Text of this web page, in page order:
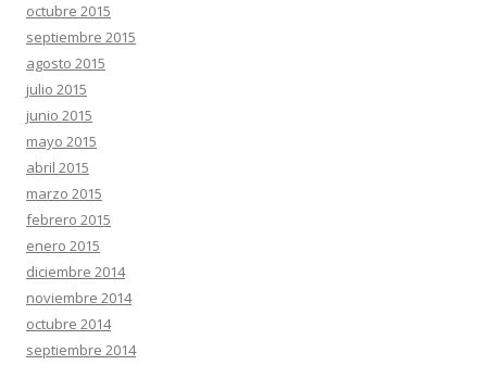
octubre 2015
septiembre 2015
agosto 2015
julio 2015
junio 2015
mayo 2015
abril 2015
marzo 2015
febrero 2015
enero 2015
diciembre 2014
noviembre 2014
octubre 2014
septiembre 2014